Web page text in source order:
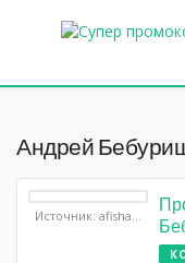
Андрей
Источник: afisha.yandex.ru